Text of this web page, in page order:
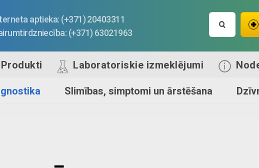
aptieka: (+371) 20403311
(+371) 63021963
Produkti Laboratoriskie izmeklējumi
Slimības, simptomi un ārstēšana